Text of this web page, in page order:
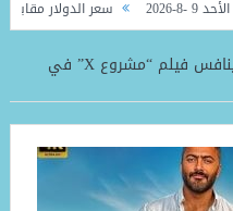
سعر الدولار مقابل الجنيه
فيلم “ريستارت” ينافس فيلم “مشروع X” في